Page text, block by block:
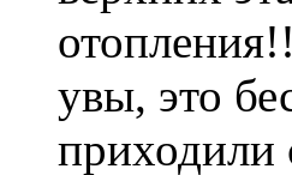
увы, это
приходили